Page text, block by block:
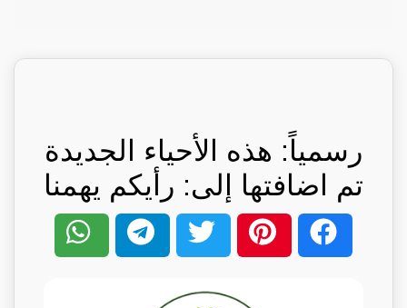
رسمياً: هذه الأحياء الجديدة
تم اضافتها إلى: رأيكم يهمنا